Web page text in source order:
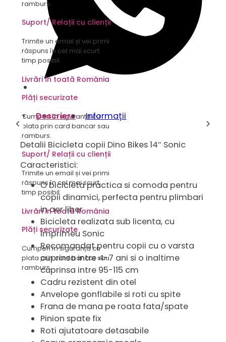
ramburs.
Suport/ Relații cu clienții
Trimite un email și vei primi
răspuns în cel mai scurt
timp posibil.
Livrări în toată România
Plăți securizate
Cumperi în siguranță cu
plata prin card bancar sau
ramburs.
Suport/ Relații cu clienții
Trimite un email și vei primi
răspuns în cel mai scurt
timp posibil.
Livrări în toată România
Plăți securizate
Cumperi în siguranță cu
plata prin card bancar sau
ramburs.
‹ Descriere Informații
Detalii Bicicleta copii Dino Bikes 14″ Sonic
Caracteristici:
O bicicleta practica si comoda pentru
copii dinamici, perfecta pentru plimbari
in aer liber
Bicicleta realizata sub licenta, cu
imprimeu Sonic
Recomandat pentru copii cu o varsta
cuprinsa intre 4-7 ani si o inaltime
cuprinsa intre 95-115 cm
Cadru rezistent din otel
Anvelope gonflabile si roti cu spite
Frana de mana pe roata fata/spate
Pinion spate fix
Roti ajutatoare detasabile
›